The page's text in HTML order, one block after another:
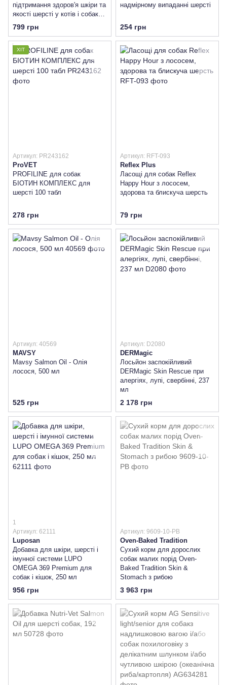
підтримання здоров'я шкіри та
якості шерсті у котів і собак
малих порід
799 грн
надмірному випаданні шерсті
254 грн
ХІТ
Артикул: PR243162
ProVET
PROFILINE для собак
БІОТИН КОМПЛЕКС для
шерсті 100 табл
278 грн
Артикул: RFT-093
Reflex Plus
Ласощі для собак Reflex
Happy Hour з лососем,
здорова та блискуча шерсть
79 грн
Артикул: 40569
MAVSY
Mavsy Salmon Oil - Олія
лосося, 500 мл
525 грн
Артикул: D2080
DERMagic
Лосьйон заспокійливий
DERMagic Skin Rescue при
алергіях, лупі, свербінні, 237
мл
2 178 грн
1
Артикул: 62111
Luposan
Добавка для шкіри, шерсті і
імунної системи LUPO
OMEGA 369 Premium для
собак і кішок, 250 мл
956 грн
Артикул: 9609-10-PB
Oven-Baked Tradition
Сухий корм для дорослих
собак малих порід Oven-
Baked Tradition Skin &
Stomach з рибою
3 963 грн